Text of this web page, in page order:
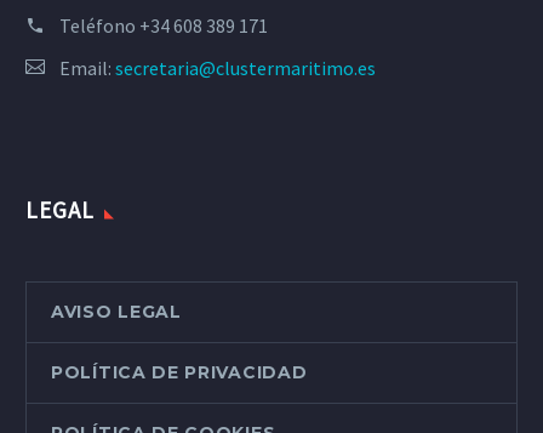
Teléfono +34 608 389 171
Email: secretaria@clustermaritimo.es
LEGAL
AVISO LEGAL
POLÍTICA DE PRIVACIDAD